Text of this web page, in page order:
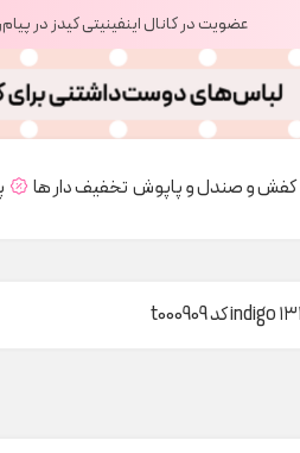
عضویت در کانال اینفینیتی کیدز در
کفش و صندل و پاپوش تخفیف دار ها